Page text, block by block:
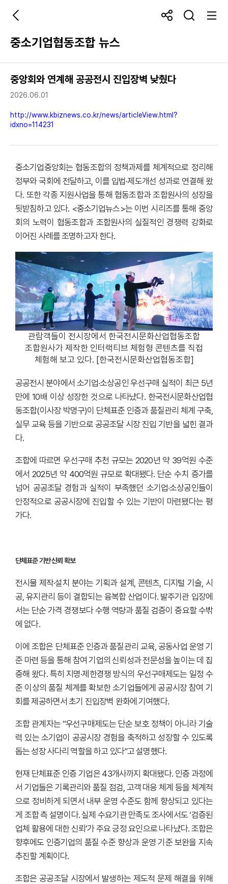
중소기업협동조합 뉴스
중앙회와 연계해 공공전시 진입장벽 낮췄다
2026.06.01
http://www.kbiznews.co.kr/news/articleView.html?
idxno=114231
중소기업중앙회는 협동조합의 정책과제를 체계적으로 정리해
정부와 국회에 전달하고, 이를 입법·제도개선 성과로 연결해 왔
다. 또한 각종 지원사업을 통해 협동조합과 조합원사의 성장을
뒷받침하고 있다. <중소기업뉴스>는 이번 시리즈를 통해 중앙
회의 노력이 협동조합과 조합원사의 실질적인 경쟁력 강화로
이어진 사례를 조명하고자 한다.
관람객들이 전시장에서 한국전시문화산업협동조합
조합원사가 제작한 인터랙티브 체험형 콘텐츠를 직접
체험해 보고 있다. [한국전시문화산업협동조합]
공공전시 분야에서 소기업·소상공인 우선구매 실적이 최근 5년
만에 10배 이상 성장한 것으로 나타났다. 한국전시문화산업협
동조합(이사장 박명구)이 단체표준 인증과 품질관리 체계 구축,
실무 교육 등을 기반으로 공공조달 시장 진입 기반을 넓힌 결과
다.
조합에 따르면 우선구매 추천 규모는 2020년 약 39억원 수준
에서 2025년 약 400억원 규모로 확대됐다. 단순 수치 증가를
넘어 공공조달 경험과 실적이 부족했던 소기업·소상공인들이
안정적으로 공공시장에 진입할 수 있는 기반이 마련됐다는 평
가다.
단체표준 기반 신뢰 확보
전시물 제작·설치 분야는 기획과 설계, 콘텐츠, 디지털 기술, 시
공, 유지관리 등이 결합되는 융복합 산업이다. 발주기관 입장에
서는 단순 가격 경쟁보다 수행 역량과 품질 검증이 중요할 수밖
에 없다.
이에 조합은 단체표준 인증과 품질관리 교육, 공동사업 운영 기
준 마련 등을 통해 참여 기업의 신뢰성과 전문성을 높이는 데 집
중해 왔다. 특히 지명·제한경쟁 방식의 우선구매제도는 일정 수
준 이상의 품질 체계를 확보한 소기업들에게 공공시장 참여 기
회를 제공하면서 초기 진입장벽 완화에 기여했다.
조합 관계자는 “우선구매제도는 단순 보호 정책이 아니라 기술
력 있는 소기업이 공공시장 경험을 축적하고 성장할 수 있도록
돕는 성장 사다리 역할을 하고 있다”고 설명했다.
현재 단체표준 인증 기업은 43개사까지 확대됐다. 인증 과정에
서 기업들은 기록관리와 품질 점검, 고객 대응 체계 등을 체계적
으로 정비하게 되면서 내부 운영 수준도 함께 향상되고 있다는
게 조합 측 설명이다. 실제 수요기관 만족도 조사에서도 ‘검증된
업체 활용에 대한 신뢰’가 주요 긍정 요인으로 나타났다. 조합은
향후에도 인증기업의 품질 수준 향상과 운영 기준 보완을 지속
추진할 계획이다.
조합은 공공조달 시장에서 발생하는 제도적 문제 해결을 위해